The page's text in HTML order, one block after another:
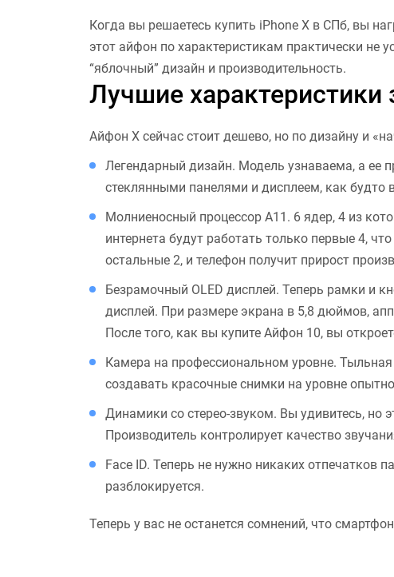
Когда вы решаетесь купить iPhone X в СПб, вы
этот айфон по характеристикам практически не
“яблочный” дизайн и производительность.
Лучшие характеристики
Айфон X сейчас стоит дешево, но по дизайну и
Легендарный дизайн. Модель узнаваема, а ее
стеклянными панелями и дисплеем, как будто
Молниеносный процессор A11. 6 ядер, 4 из
интернета будут работать только первые 4,
остальные 2, и телефон получит прирост
Безрамочный OLED дисплей. Теперь рамки и
дисплей. При размере экрана в 5,8 дюймов,
После того, как вы купите Айфон 10, вы
Камера на профессиональном уровне.
создавать красочные снимки на уровне
Динамики со стерео-звуком. Вы удивитесь,
Производитель контролирует качество
Face ID. Теперь не нужно никаких отпечатков
разблокируется.
Теперь у вас не останется сомнений, что